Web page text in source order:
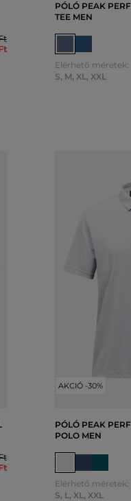
PÓLÓ PEAK
TEE MEN
Elérhető méretek:
S, M, XL, XXL
AKCIÓ -30%
PÓLÓ PEAK
POLO MEN
Elérhető méretek:
S, L, XL, XXL